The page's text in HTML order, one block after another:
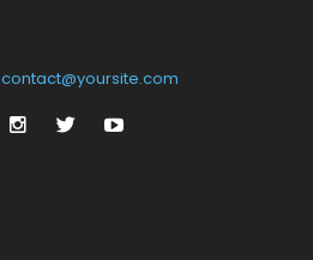
contact@yoursite.com